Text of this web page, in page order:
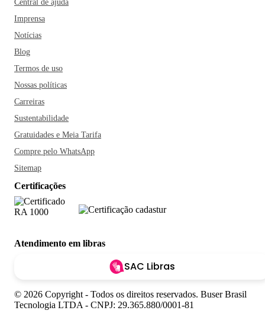
Central de ajuda
Imprensa
Notícias
Blog
Termos de uso
Nossas políticas
Carreiras
Sustentabilidade
Gratuidades e Meia Tarifa
Compre pelo WhatsApp
Sitemap
Certificações
Atendimento em libras
SAC Libras
© 2026 Copyright - Todos os direitos reservados. Buser Brasil
Tecnologia LTDA - CNPJ: 29.365.880/0001-81